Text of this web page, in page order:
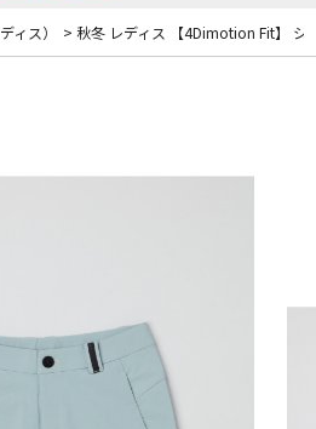
ィス） > 秋冬 レディス 【4Dimotion Fit】 シ